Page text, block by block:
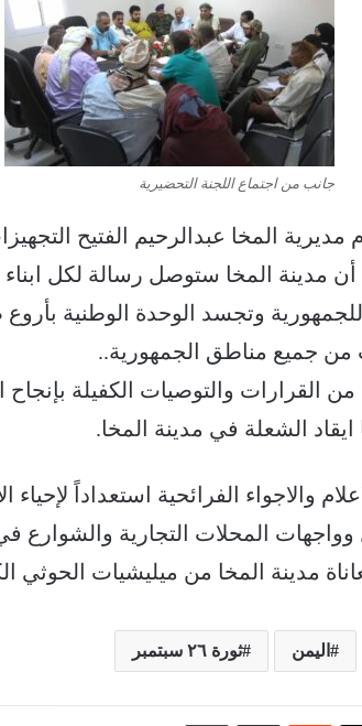
جانب من اجتماع اللجنة التحضيرية
المخا عبدالرحيم الفتيح
أن مدينة المخا ستوصل رسالة لكل
وتجسد الوحدة الوطنية
من جميع مناطق الجمهورية..
القرارات والتوصيات الكفيلة بإنجاح
ايقاد الشعلة في مدينة المخا.
والاجواء الفرائحية استعداداً
وواجهات المحلات التجارية والشوارع
مدينة المخا من ميليشيات الحوثي
اليمن ثورة ٢٦ سبتمبر